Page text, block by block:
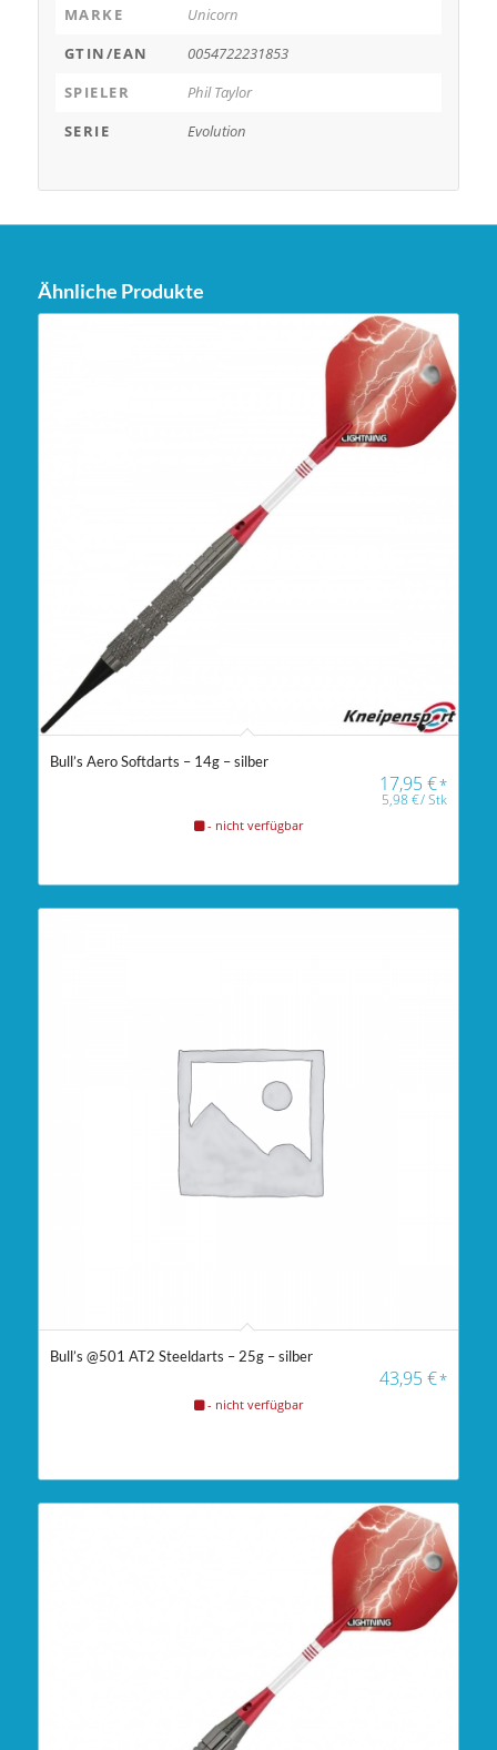
MARKE
Unicorn
GTIN/EAN
0054722231853
SPIELER
Phil Taylor
SERIE
Evolution
Ähnliche Produkte
Bull’s Aero Softdarts – 14g – silber
17,95€*
5,98€/Stk
- nicht verfügbar
Bull’s @501 AT2 Steeldarts – 25g – silber
43,95€*
- nicht verfügbar